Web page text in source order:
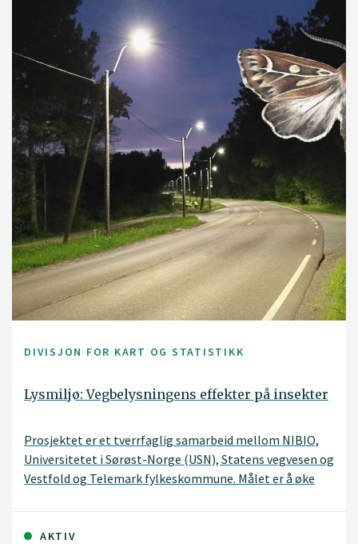
DIVISJON FOR KART OG STATISTIKK
Lysmiljø: Vegbelysningens effekter på insekter
Prosjektet er et tverrfaglig samarbeid mellom NIBIO,
Universitetet i Sørøst-Norge (USN), Statens vegvesen og
Vestfold og Telemark fylkeskommune. Målet er å øke
vegbelysning – påvirker flyvende insekter.
AKTIV